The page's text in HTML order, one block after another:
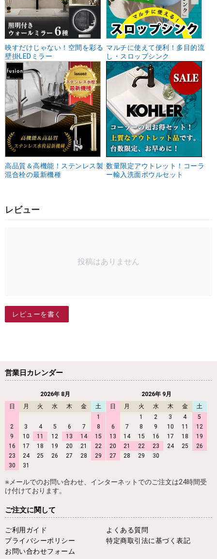
映すだけじゃない！空間を彩る
壁掛LEDミラー
マルチに使えて便利！多目的流
し・スロップシンク
高品質＆高機能！ステンレス製
混合栓の最新機種
数量限定アウトレット！コーラ
ー輸入洗面ボウルセット
レビュー
投稿はありません
レビューを書く
営業日カレンダー
2026年 8月
日
月 火 水 木 金
土
1
2
3 4 5 6 7
8
9
10 11 12 13 14
15
16
17 18 19 20 21
22
23
24 25 26 27 28
29
30
31
2026年 9月
日
月 火 水 木 金
土
1
2 3 4
5
6
7 8 9 10 11
12
13
14 15 16 17 18
19
20
21 22 23 24 25
26
27
28 29 30
※メールでのお問い合わせ、インターネットでのご注文は24時間受
け付けております。
ご注文に関して
ご利用ガイド
よくある質問
プライバシーポリシー
特定商取引法に基づく表記
お問い合わせフォーム